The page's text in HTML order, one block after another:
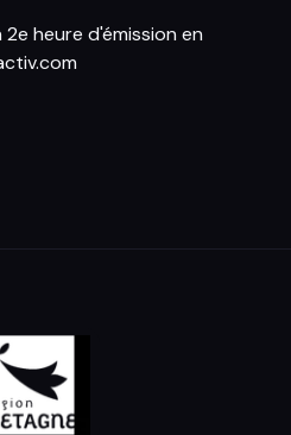
heure d'émission en